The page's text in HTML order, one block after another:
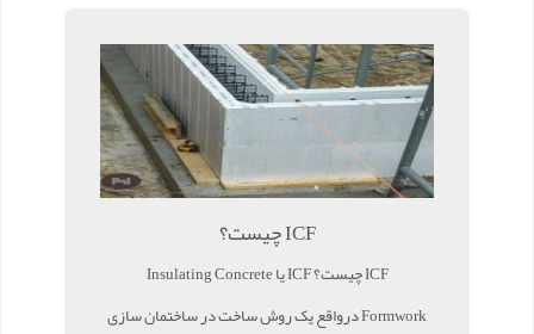
ICF چیست؟
ICF چیست؟ ICF یا Insulating Concrete
Formwork درواقع یک روش ساخت در ساختمان سازی